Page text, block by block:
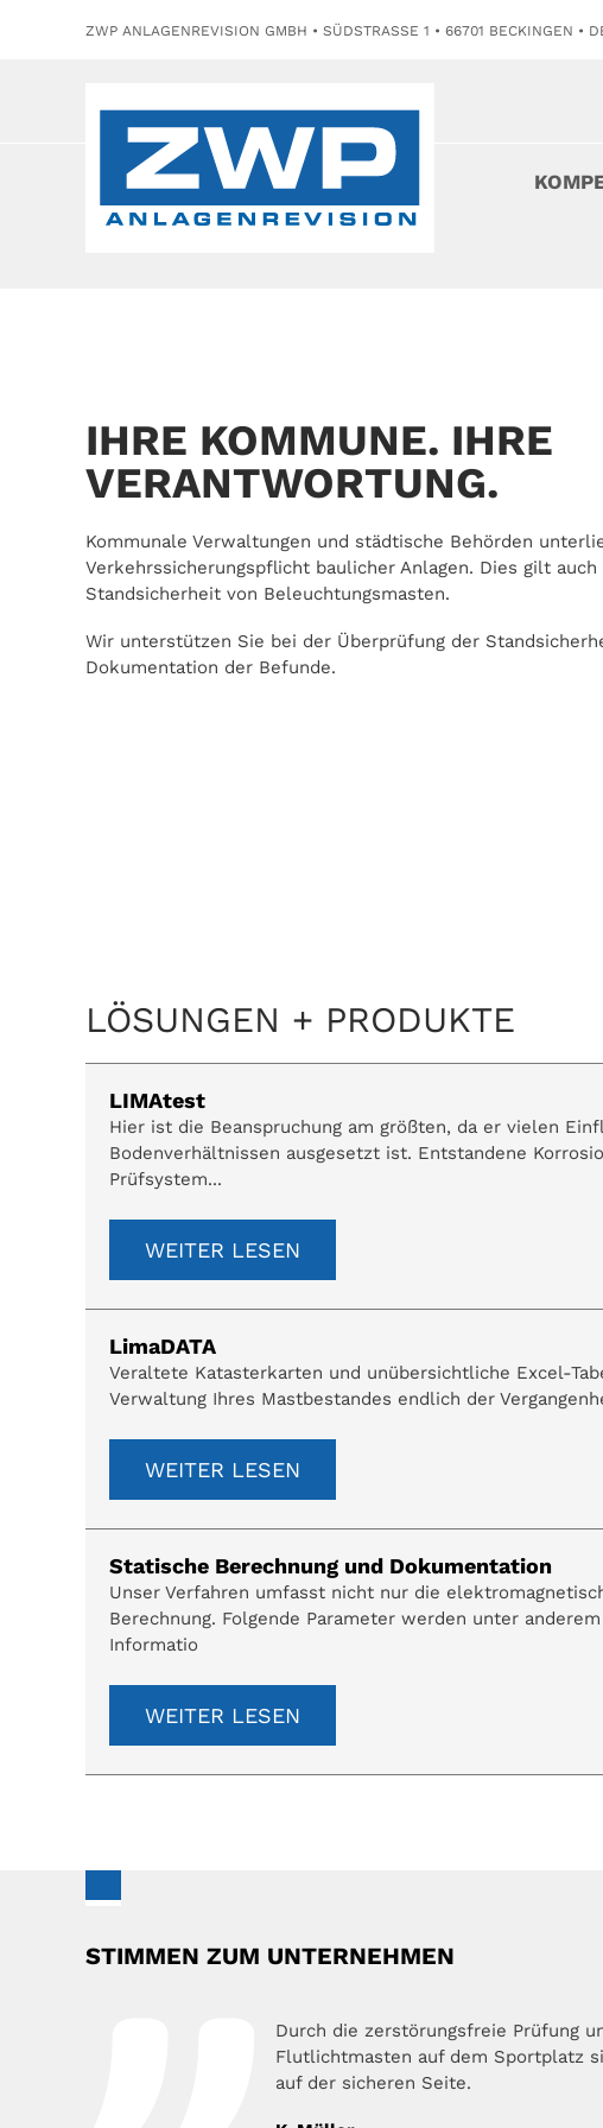
ZWP ANLAGENREVISION GMBH • SÜDSTRASSE 1 • 66701 BECKINGEN •
IHRE KOMMUNE. IHRE
VERANTWORTUNG.
Kommunale Verwaltungen und städtische Behörden
Verkehrssicherungspflicht baulicher Anlagen. Dies gilt
Standsicherheit von Beleuchtungsmasten.
Wir unterstützen Sie bei der Überprüfung der
Dokumentation der Befunde.
LÖSUNGEN + PRODUKTE
LIMAtest
Hier ist die Beanspruchung am größten, da er vielen
Bodenverhältnissen ausgesetzt ist. Entstandene
Prüfsystem...
WEITER LESEN
LimaDATA
Veraltete Katasterkarten und unübersichtliche Excel-
Verwaltung Ihres Mastbestandes endlich der
WEITER LESEN
Statische Berechnung und Dokumentation
Unser Verfahren umfasst nicht nur die
Berechnung. Folgende Parameter werden unter
Informatio
WEITER LESEN
STIMMEN ZUM UNTERNEHMEN
Durch die zerstörungsfreie Prüfung
Flutlichtmasten auf dem Sportplatz
auf der sicheren Seite.